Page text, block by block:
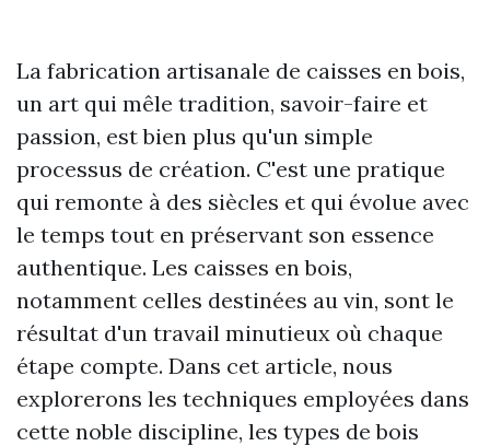
La fabrication artisanale de caisses en bois,
un art qui mêle tradition, savoir-faire et
passion, est bien plus qu'un simple
processus de création. C'est une pratique
qui remonte à des siècles et qui évolue avec
le temps tout en préservant son essence
authentique. Les caisses en bois,
notamment celles destinées au vin, sont le
résultat d'un travail minutieux où chaque
étape compte. Dans cet article, nous
explorerons les techniques employées dans
cette noble discipline, les types de bois